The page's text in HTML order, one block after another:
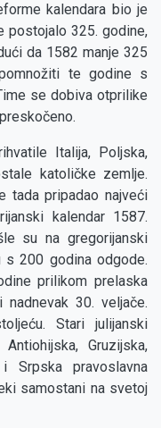
kalendara bio je
postojalo 325. godine,
da 1582 manje 325
te godine s
se dobiva otprilike
Italija, Poljska,
katoličke zemlje.
tada pripadao najveći
kalendar 1587.
su na gregorijanski
s 200 godina odgode.
prilikom prelaska
30. veljače.
Stari julijanski
Gruzijska,
Srpska pravoslavna
samostani na svetoj